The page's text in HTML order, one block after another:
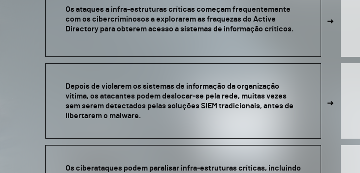
Os ataques a infra-estruturas críticas começam frequentemente
com os cibercriminosos a explorarem as fraquezas do Active
Directory para obterem acesso a sistemas de informação críticos.
Depois de violarem os sistemas de informação da organização
vítima, os atacantes podem deslocar-se pela rede, muitas vezes
sem serem detectados pelas soluções SIEM tradicionais, antes de
libertarem o malware.
Os ciberataques podem paralisar infra-estruturas críticas, incluindo